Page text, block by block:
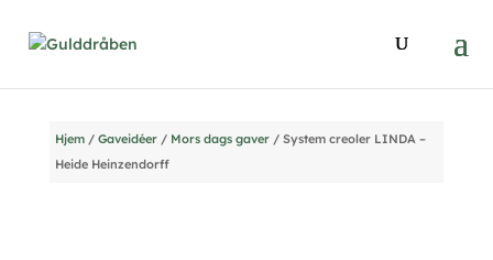
Hjem/ Gaveidéer/ Mors dags gaver/ System creoler LINDA –
Heide Heinzendorff